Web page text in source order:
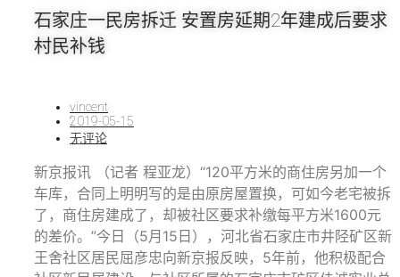
石家庄一民房拆迁 安置房延期2年建成后要求
村民补钱
vincent
2019-05-15
无评论
新京报讯 （记者 程亚龙）“120平方米的商住房另加一个
车库，合同上明明写的是由原房屋置换，可如今老宅被拆
了，商住房建成了，却被社区要求补缴每平方米1600元
的差价。”今日（5月15日），河北省石家庄市井陉矿区新
王舍社区居民屈彦忠向新京报反映，5年前，他积极配合